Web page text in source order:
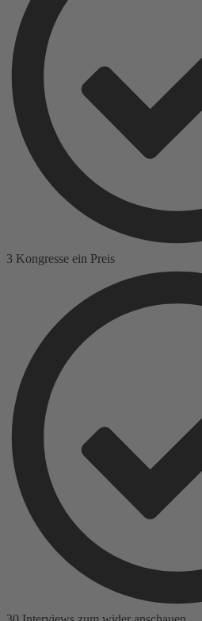
3 Kongresse ein Preis